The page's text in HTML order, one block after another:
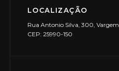
LOCALIZAÇÃO
Rua Antonio Silva, 300, Vargem
CEP: 25990-150